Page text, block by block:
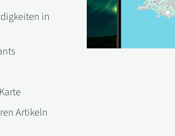
in
Artikeln